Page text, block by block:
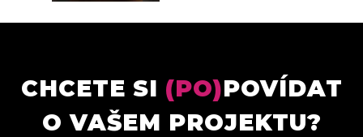
CHCETE SI (PO)POVÍDAT
O VAŠEM PROJEKTU?